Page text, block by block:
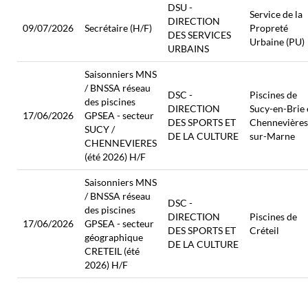
09/07/2026 Secrétaire (H/F)
DSU -
DIRECTION
DES SERVICES
URBAINS
Service de la
Propreté
Urbaine (PU)
17/06/2026
Saisonniers MNS
/ BNSSA réseau
des piscines
GPSEA - secteur
SUCY /
CHENNEVIERES
(été 2026) H/F
DSC -
DIRECTION
DES SPORTS ET
DE LA CULTURE
Piscines de
Sucy-en-Brie
sur-Marne
17/06/2026
Saisonniers MNS
/ BNSSA réseau
des piscines
GPSEA - secteur
géographique
CRETEIL (été
2026) H/F
DSC -
DIRECTION
DES SPORTS ET
DE LA CULTURE
Piscines de
Créteil